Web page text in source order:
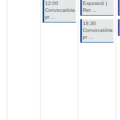
12:00
Convocatòria
pr ...
Exposició |
Ret ...
18:30
Convocatòria
pr ...